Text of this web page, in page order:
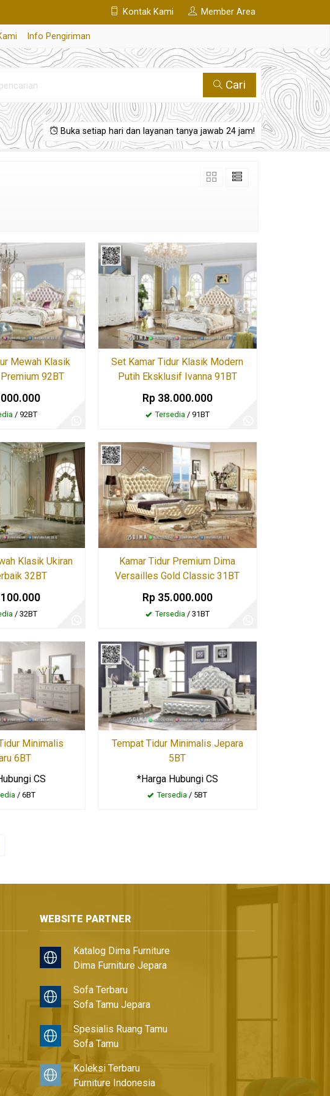
Kontak Kami Member Area
Info Pengiriman
Cari
Buka setiap hari dan layanan tanya jawab 24 jam!
Mewah Klasik
92BT
/ 92BT
Set Kamar Tidur Klasik Modern
Putih Eksklusif Ivanna 91BT
Rp 38.000.000
Tersedia/ 91BT
Klasik Ukiran
32BT
/ 32BT
Kamar Tidur Premium Dima
Versailles Gold Classic 31BT
Rp 35.000.000
Tersedia/ 31BT
Minimalis
6BT
CS
/ 6BT
Tempat Tidur Minimalis Jepara
5BT
*Harga Hubungi CS
Tersedia / 5BT
WEBSITE PARTNER
Katalog Dima Furniture
Dima Furniture Jepara
Sofa Terbaru
Sofa Tamu Jepara
Spesialis Ruang Tamu
Sofa Tamu
Koleksi Terbaru
Furniture Indonesia